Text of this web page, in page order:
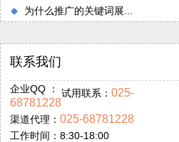
为什么推广的关键词展...
联系我们
企业QQ ： 试用联系： 025-
68781228
渠道代理： 025-68781228
工作时间：8:30-18:00